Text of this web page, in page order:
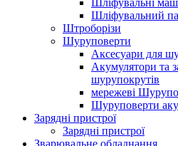
Шліфувальні
Шліфувальний
Штроборізи
Шуруповерти
Аксесуари для
Акумулятори та
шурупокрутів
мережеві
Шуруповерти
Зарядні пристрої
Зарядні пристрої
Зварювальне обладнання